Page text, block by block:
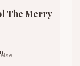
The Merry